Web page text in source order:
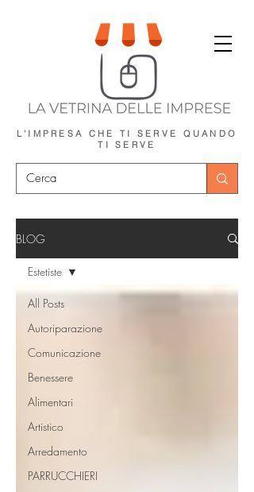
L'IMPRESA CHE TI SERVE QUANDO
TI SERVE
BLOG
All Posts
Autoriparazione
Comunicazione
Benessere
Alimentari
Artistico
Arredamento
PARRUCCHIERI
Estetiste